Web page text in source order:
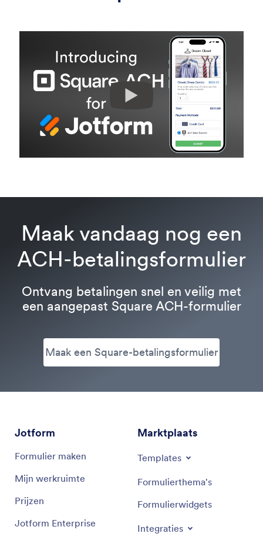
Maak vandaag nog een
ACH-betalingsformulier
Ontvang betalingen snel en veilig met
een aangepast Square ACH-formulier
Maak een Square-betalingsformulier
Jotform
Formulier maken
Mijn werkruimte
Prijzen
Jotform Enterprise
Marktplaats
Templates
Formulierthema's
Formulierwidgets
Integraties